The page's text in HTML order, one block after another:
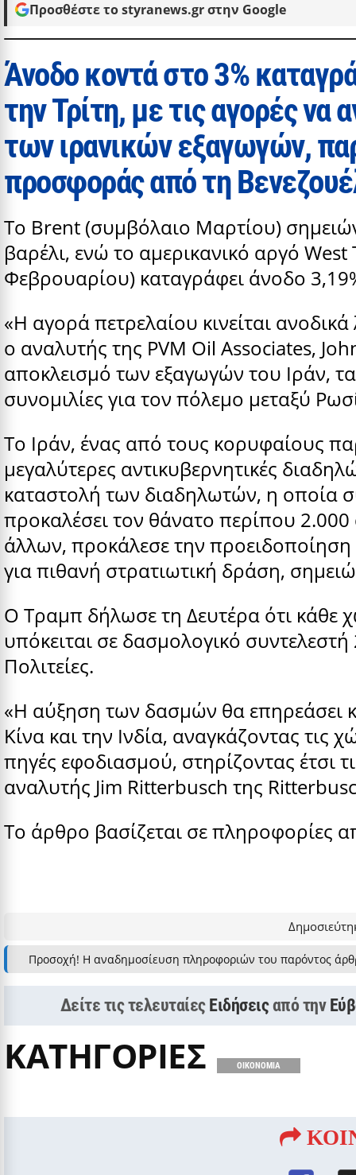
Προσθέστε το styranews.gr στην Google
Άνοδο κοντά στο 3%
την Τρίτη, με τις αγορές να
των ιρανικών εξαγωγών,
προσφοράς από τη
Το Brent (συμβόλαιο Μαρτίου)
βαρέλι, ενώ το αμερικανικό αργό
Φεβρουαρίου) καταγράφει άνοδο
«Η αγορά πετρελαίου κινείται
ο αναλυτής της PVM Oil Associates,
αποκλεισμό των εξαγωγών του Ιράν,
συνομιλίες για τον πόλεμο μεταξύ
Το Ιράν, ένας από τους κορυφαίους
μεγαλύτερες αντικυβερνητικές
καταστολή των διαδηλωτών, η οποία
προκαλέσει τον θάνατο περίπου
άλλων, προκάλεσε την
για πιθανή στρατιωτική δράση,
Ο Τραμπ δήλωσε τη Δευτέρα ότι κάθε
υπόκειται σε δασμολογικό
Πολιτείες.
«Η αύξηση των δασμών θα επηρεάσει
Κίνα και την Ινδία, αναγκάζοντας τις
πηγές εφοδιασμού, στηρίζοντας έτσι
αναλυτής Jim Ritterbusch της
Το άρθρο βασίζεται σε πληροφορίες
Προσοχή! Η αναδημοσίευση πληροφοριών του παρόντος
Δείτε τις τελευταίες Ειδήσειςαπό την
ΚΑΤΗΓΟΡΙΕΣ ΟΙΚΟΝΟΜΙΑ